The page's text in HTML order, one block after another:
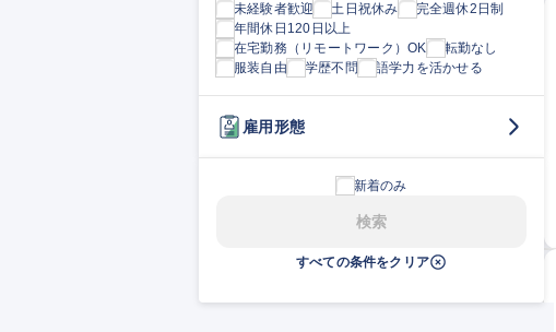
未経験者歓迎
土日祝休み
完全週休2日制
年間休日120日以上
在宅勤務（リモートワーク）OK
転勤なし
服装自由
学歴不問 語学力を活かせる
雇用形態
新着のみ
検索
すべての条件をクリア